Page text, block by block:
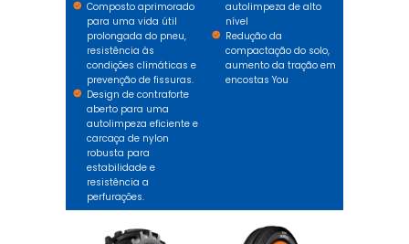
Composto aprimorado
para uma vida útil
prolongada do pneu,
resistência às
condições climáticas e
prevenção de fissuras.
Design de contraforte
aberto para uma
autolimpeza eficiente e
carcaça de nylon
robusta para
estabilidade e
resistência a
perfurações.
autolimpeza de alto
nível
Redução da
compactação do solo,
aumento da tração em
encostas You